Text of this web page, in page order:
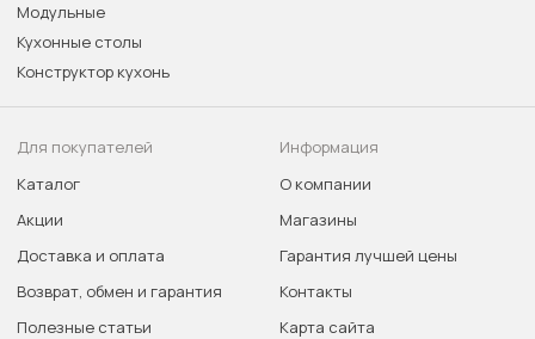
Модульные
Кухонные столы
Конструктор кухонь
Для покупателей
Каталог
Акции
Доставка и оплата
Возврат, обмен и гарантия
Полезные статьи
Информация
О компании
Магазины
Гарантия лучшей цены
Контакты
Карта сайта